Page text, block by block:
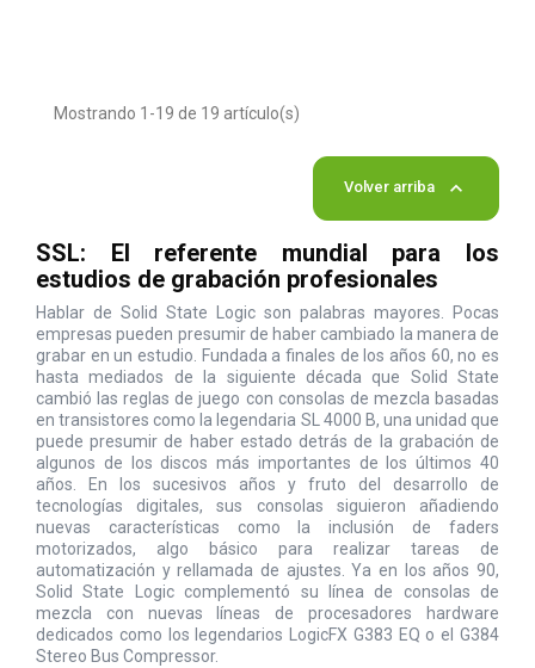
Mostrando 1-19 de 19 artículo(s)
Volver arriba 
SSL: El referente mundial para los
estudios de grabación profesionales
Hablar de Solid State Logic son palabras mayores. Pocas
empresas pueden presumir de haber cambiado la manera de
grabar en un estudio. Fundada a finales de los años 60, no es
hasta mediados de la siguiente década que Solid State
cambió las reglas de juego con consolas de mezcla basadas
en transistores como la legendaria SL 4000 B, una unidad que
puede presumir de haber estado detrás de la grabación de
algunos de los discos más importantes de los últimos 40
años. En los sucesivos años y fruto del desarrollo de
tecnologías digitales, sus consolas siguieron añadiendo
nuevas características como la inclusión de faders
motorizados, algo básico para realizar tareas de
automatización y rellamada de ajustes. Ya en los años 90,
Solid State Logic complementó su línea de consolas de
mezcla con nuevas líneas de procesadores hardware
dedicados como los legendarios LogicFX G383 EQ o el G384
Stereo Bus Compressor.